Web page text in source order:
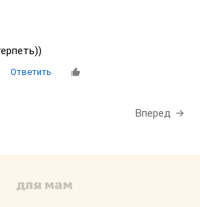
Ответить
Вперед